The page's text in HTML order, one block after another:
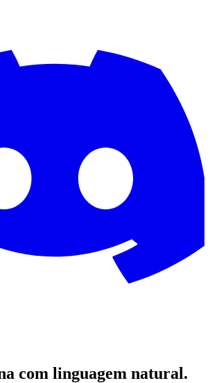
com linguagem natural.